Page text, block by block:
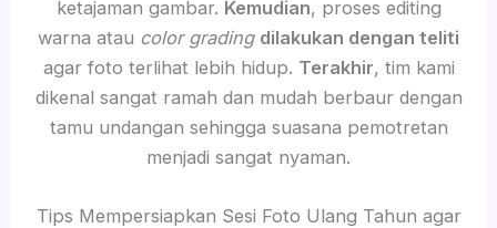
ketajaman gambar. Kemudian, proses editing
warna atau color grading dilakukan dengan teliti
agar foto terlihat lebih hidup. Terakhir, tim kami
dikenal sangat ramah dan mudah berbaur dengan
tamu undangan sehingga suasana pemotretan
menjadi sangat nyaman.
Tips Mempersiapkan Sesi Foto Ulang Tahun agar